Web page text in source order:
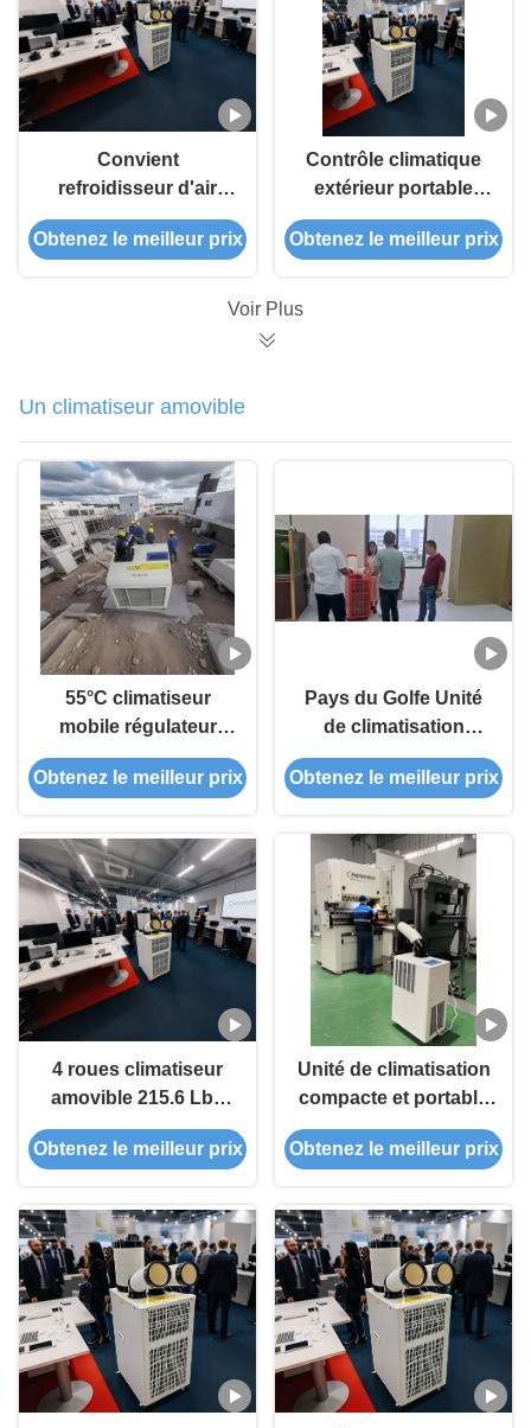
Convient
refroidisseur d'air
extérieur portable
Facile à entretenir
Obtenez le meilleur prix
Contrôle climatique
extérieur portable
léger pour toutes
saisons
Obtenez le meilleur prix
Voir Plus
Un climatiseur amovible
55°C climatiseur
mobile régulateur
climatique
Obtenez le meilleur prix
Pays du Golfe Unité
de climatisation
amovible avec écran
tactile
Obtenez le meilleur prix
4 roues climatiseur
amovible 215.6 Lbs
climatiseur amovible
haute efficacité
Obtenez le meilleur prix
Unité de climatisation
compacte et portable
Efficacité énergétique
Facilité d'entretien
Obtenez le meilleur prix